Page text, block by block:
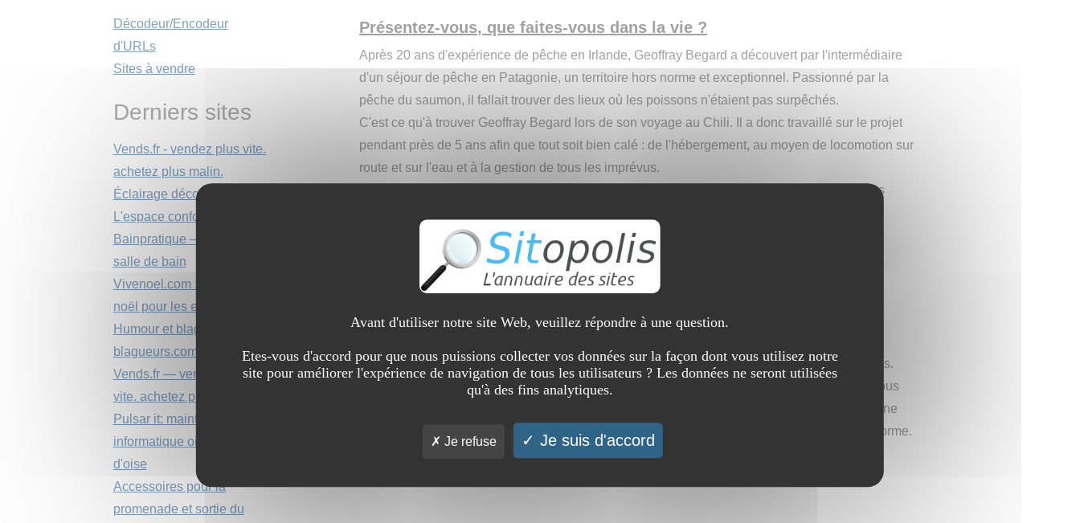
Présentez-vous, que faites-vous dans la vie ?
Après 20 ans d'expérience de pêche en Irlande, Geoffray Begard a découvert par l'intermédiaire
d'un séjour de pêche en Patagonie, un territoire hors norme et exceptionnel. Passionné par la
pêche du saumon, il fallait trouver des lieux où les poissons n'étaient pas surpêchés.
C'est ce qu'à trouver Geoffray Begard lors de son voyage au Chili. Il a donc travaillé sur le projet
pendant près de 5 ans afin que tout soit bien calé : de l'hébergement, au moyen de locomotion sur
route et sur l'eau et à la gestion de tous les imprévus.
Aujourd'hui il ne reste plus qu'aux guides de pêche de Fishing Patagonia d'intervenir et vous
Qui êtes-vous par rapport au site que vous allez nous présenter ?
Présentez le site aux internautes :
Pendant votre séjour de pêche en Patagonie vous aurez la garantie des sensations très fortes.
Imaginez ! Changer de la pêche à la mouche à la pêche aux leurres en fonction de ce que vous
pouvez observer sur l'eau. Puis vous touchez un saumon de plusieurs kilogrammes, plus d'une
dizaine pour la plupart... Et là le combat commence avec ce poisson d'une puissance hors norme.
En France il n'est malheureusement plus possible d'en trouver à l'état sauvage, mais ici en
Décodeur/Encodeur
d'URLs
Sites à vendre
Derniers sites
Vends.fr - vendez plus vite.
achetez plus malin.
Éclairage déco
L'espace confort média
Bainpratique – boutique
salle de bain
Vivenoel.com : la magie de
noël pour les enfants
Humour et blagues sur
blagueurs.com
Vends.fr — vendez plus
vite. achetez plus malin.
Pulsar it: maintenance
informatique oise et val
d'oise
Accessoires pour la
promenade et sortie du
Avant d'utiliser notre site Web, veuillez répondre à une question.
Etes-vous d'accord pour que nous puissions collecter vos données sur la façon dont vous utilisez notre
site pour améliorer l'expérience de navigation de tous les utilisateurs ? Les données ne seront utilisées
qu'à des fins analytiques.
Je refuse Je suis d'accord